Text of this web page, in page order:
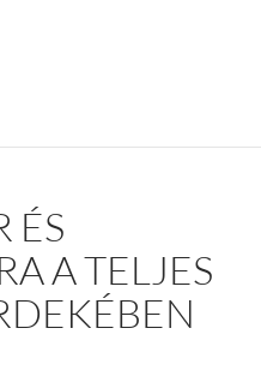
ÉS
A TELJES